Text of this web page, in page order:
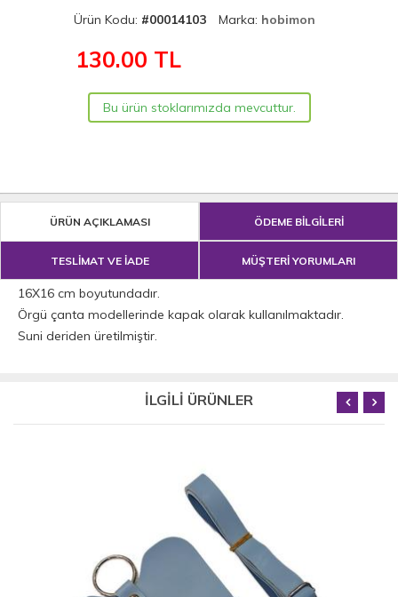
Ürün Kodu: #00014103 Marka: hobimon
130.00 TL
Bu ürün stoklarımızda mevcuttur.
ÜRÜN AÇIKLAMASI ÖDEME BİLGİLERİ
TESLİMAT VE İADE MÜŞTERİ YORUMLARI
16X16 cm boyutundadır.
Örgü çanta modellerinde kapak olarak kullanılmaktadır.
Suni deriden üretilmiştir.
İLGİLİ ÜRÜNLER